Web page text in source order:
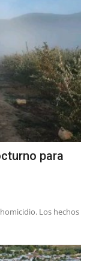
para
Los hechos